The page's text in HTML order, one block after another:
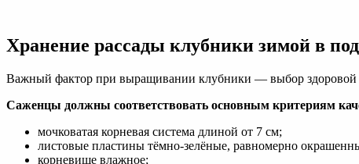
купленную
марте
Хранение рассады клубники зимой в
Важный фактор при выращивании клубники — выбор здоровой
Саженцы должны соответствовать основным критериям
мочковатая корневая система длиной от 7 см;
листовые пластины тёмно-зелёные, равномерно
корневище влажное;